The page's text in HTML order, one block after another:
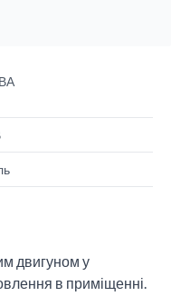
двигуном у
в приміщенні.